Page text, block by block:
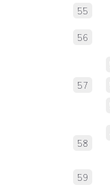
55
56
57
58
59